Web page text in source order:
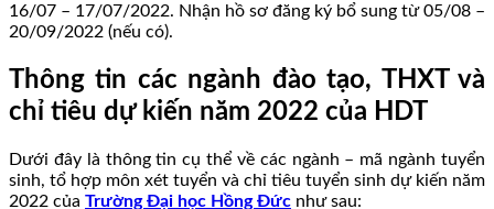
16/07 – 17/07/2022. Nhận hồ sơ đăng ký bổ sung từ 05/08 –
20/09/2022 (nếu có).
Thông tin các ngành đào tạo, THXT và
chỉ tiêu dự kiến năm 2022 của HDT
Dưới đây là thông tin cụ thể về các ngành – mã ngành tuyển
sinh, tổ hợp môn xét tuyển và chỉ tiêu tuyển sinh dự kiến năm
2022 của Trường Đại học Hồng Đức như sau: